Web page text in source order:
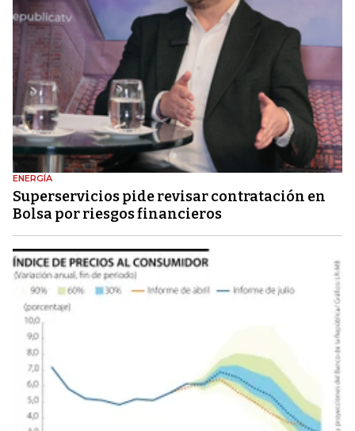
ENERGÍA
Superservicios pide revisar contratación en
Bolsa por riesgos financieros